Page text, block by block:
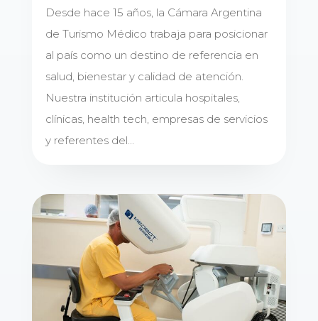
Desde hace 15 años, la Cámara Argentina
de Turismo Médico trabaja para posicionar
al país como un destino de referencia en
salud, bienestar y calidad de atención.
Nuestra institución articula hospitales,
clínicas, health tech, empresas de servicios
y referentes del...